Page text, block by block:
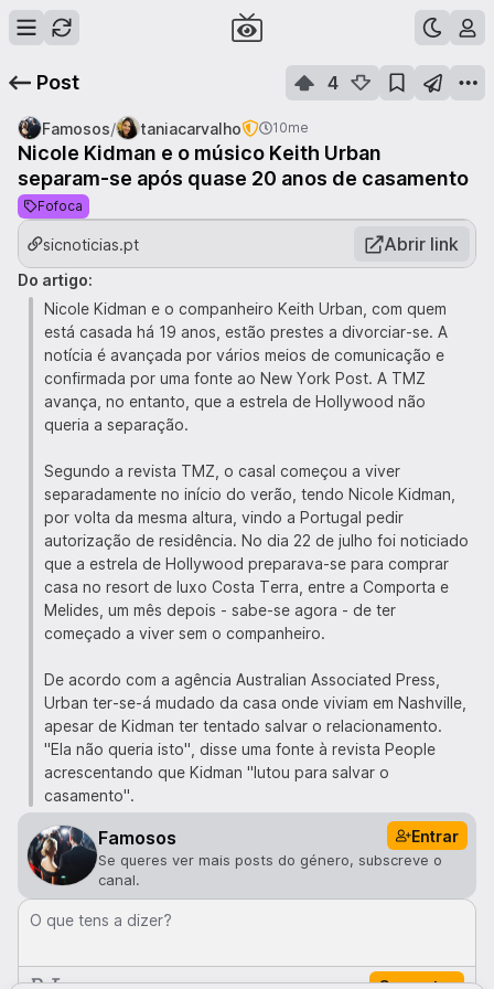
Post 4
Famosos/ taniacarvalho 10me
Nicole Kidman e o músico Keith Urban
separam-se após quase 20 anos de casamento
Fofoca
sicnoticias.pt Abrir link
Do artigo:
Nicole Kidman e o companheiro Keith Urban, com quem
está casada há 19 anos, estão prestes a divorciar-se. A
notícia é avançada por vários meios de comunicação e
confirmada por uma fonte ao New York Post. A TMZ
avança, no entanto, que a estrela de Hollywood não
queria a separação.
Segundo a revista TMZ, o casal começou a viver
separadamente no início do verão, tendo Nicole Kidman,
por volta da mesma altura, vindo a Portugal pedir
autorização de residência. No dia 22 de julho foi noticiado
que a estrela de Hollywood preparava-se para comprar
casa no resort de luxo Costa Terra, entre a Comporta e
Melides, um mês depois - sabe-se agora - de ter
começado a viver sem o companheiro.
De acordo com a agência Australian Associated Press,
Urban ter-se-á mudado da casa onde viviam em Nashville,
apesar de Kidman ter tentado salvar o relacionamento.
"Ela não queria isto", disse uma fonte à revista People
acrescentando que Kidman "lutou para salvar o
casamento".
Famosos Entrar
Se queres ver mais posts do género, subscreve o
canal.
O que tens a dizer?